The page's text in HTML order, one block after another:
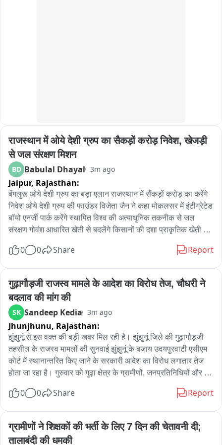
राजस्थान में ओये देशी ग्रुप का सैकड़ों करोड़ निवेश, खेजड़ी
से जल संरक्षण मिशन
BD Babulal Dhayal 3m ago
Jaipur, Rajasthan:
बेंगलुरू ओये देशी ग्रुप का बड़ा एलान राजस्थान में सैंकड़ों करोड़ का करेंगे
निवेश ओये देशी ग्रुप की फाउंडर विजेता जैन ने कहा मोकलसर में इंटीग्रेटेड
बॉयो एनर्जी पार्क करेंगे स्थापित विश्व की अत्याधुनिक तकनीक से जल
संरक्षण गोवंश आधारित खेती से बदलेंगे किसानों की दशा प्राकृतिक खेती से
ग्रुप इस खबर के साथ फुल स्क्रीन पटटी भी चलायें एंकर प्रवासी
खेती के साथ इंटीग्रेटेड बायो एनर्जी पार्क में सैकड़ों करोड़ के निवेश का
एलान किया है ओये देशी की फाउंडर विजेता जैन ने कहा कि इस पार्क में विश्व
की अत्याधुनिक तकनीक से जल संरक्षण किया जायेगा साथ ही गोवंश
आधारित खेती होगी किसानों को प्राकृतिक खेती से जोड़ने की दिशा में ये
प्रोजेक्ट मील का पत्थर साबित होगा विजेता जैन ने कहा कि उनका ग्रुप
मोकलसर में एक लाख खेजड़ी के पौधे लगाएगा ताकि खेजड़ी के पवित्र वृक्ष
के प्रति लोगों में और जुड़ाव पैदा किया जा सके
0 0 Share Report
गुढ़ागौड़जी राजस्व मामले के आदेश का विरोध तेज, चौधरी ने
बदलाव की मांग की
SK Sandeep Kedia 3m ago
Jhunjhunu, Rajasthan:
झुंझुनूं से इस वक्त की बड़ी खबर मिल रही है। झुंझुनूं जिले की गुढ़ागौड़जी
तहसील के राजस्व मामलों की सुनवाई झुंझुनूं के बजाय उदयपुरवाटी एसीएम
कोर्ट में स्थानान्तरित किए जाने के सरकारी आदेश का विरोध लगातार तेज
होता जा रहा है। गुरुवार को गुढ़ा क्षेत्र के ग्रामीणों, जनप्रतिनिधियों और
शुभकरण चौधरी से मिला और आदेश को तत्काल निरस्त करवाने की मांग
साफ कहा कि यह आदेश मुझे भी उचित नहीं लगता। जनता के साथ न्याय
नहीं हुआ है और इसे बदलवाने के लिए हर स्तर पर प्रयास किए जाएंगे।
0 0 Share Report
ग्रामीणों ने शिक्षकों की भर्ती के लिए 7 दिन की चेतावनी दी;
तालाबंदी की धमकी